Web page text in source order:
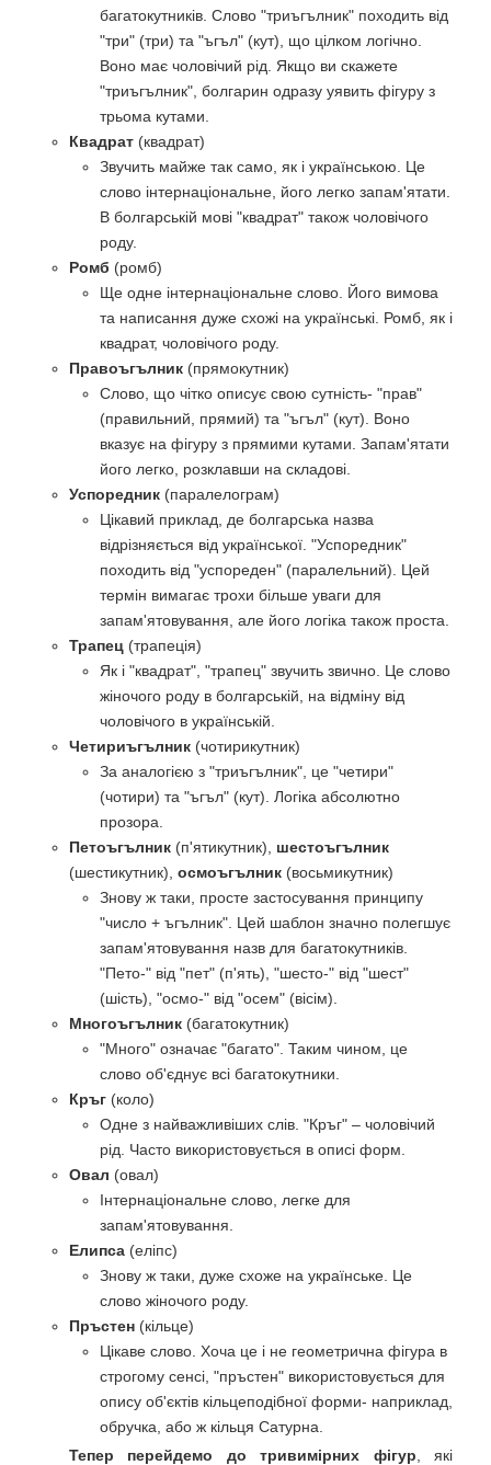
багатокутників. Слово "триъгълник" походить від
"три" (три) та "ъгъл" (кут), що цілком логічно.
Воно має чоловічий рід. Якщо ви скажете
"триъгълник", болгарин одразу уявить фігуру з
трьома кутами.
Квадрат (квадрат)
Звучить майже так само, як і українською. Це
слово інтернаціональне, його легко запам'ятати.
В болгарській мові "квадрат" також чоловічого
роду.
Ромб (ромб)
Ще одне інтернаціональне слово. Його вимова
та написання дуже схожі на українські. Ромб, як і
квадрат, чоловічого роду.
Правоъгълник (прямокутник)
Слово, що чітко описує свою сутність- "прав"
(правильний, прямий) та "ъгъл" (кут). Воно
вказує на фігуру з прямими кутами. Запам'ятати
його легко, розклавши на складові.
Успоредник (паралелограм)
Цікавий приклад, де болгарська назва
відрізняється від української. "Успоредник"
походить від "успореден" (паралельний). Цей
термін вимагає трохи більше уваги для
запам'ятовування, але його логіка також проста.
Трапец (трапеція)
Як і "квадрат", "трапец" звучить звично. Це слово
жіночого роду в болгарській, на відміну від
чоловічого в українській.
Четириъгълник (чотирикутник)
За аналогією з "триъгълник", це "четири"
(чотири) та "ъгъл" (кут). Логіка абсолютно
прозора.
Петоъгълник (п'ятикутник), шестоъгълник
(шестикутник), осмоъгълник (восьмикутник)
Знову ж таки, просте застосування принципу
"число + ъгълник". Цей шаблон значно полегшує
запам'ятовування назв для багатокутників.
"Пето-" від "пет" (п'ять), "шесто-" від "шест"
(шість), "осмо-" від "осем" (вісім).
Многоъгълник (багатокутник)
"Много" означає "багато". Таким чином, це
слово об'єднує всі багатокутники.
Кръг (коло)
Одне з найважливіших слів. "Кръг" – чоловічий
рід. Часто використовується в описі форм.
Овал (овал)
Інтернаціональне слово, легке для
запам'ятовування.
Елипса (еліпс)
Знову ж таки, дуже схоже на українське. Це
слово жіночого роду.
Пръстен (кільце)
Цікаве слово. Хоча це і не геометрична фігура в
строгому сенсі, "пръстен" використовується для
опису об'єктів кільцеподібної форми- наприклад,
обручка, або ж кільця Сатурна.
Тепер перейдемо до тривимірних фігур , які